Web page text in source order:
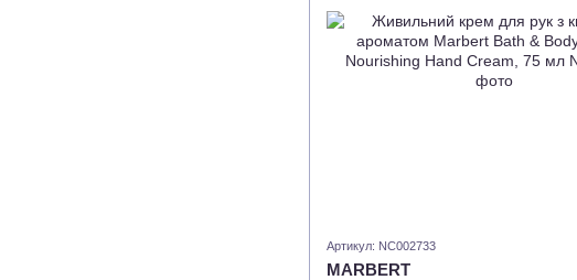
Артикул: NC002733
MARBERT